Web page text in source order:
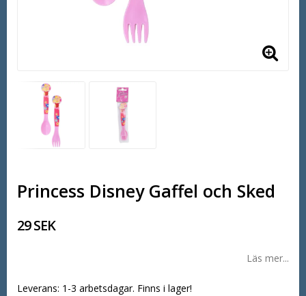
Princess Disney Gaffel och Sked
29 SEK
Läs mer...
Leverans: 1-3 arbetsdagar. Finns i lager!